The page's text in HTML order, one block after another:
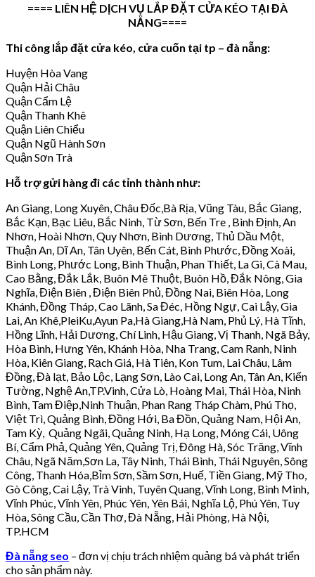
==== LIÊN HỆ DỊCH VỤ LẮP ĐẶT CỬA KÉO TẠI ĐÀ
NẴNG====
Thi công lắp đặt cửa kéo, cửa cuốn tại tp – đà nẵng:
Huyện Hòa Vang
Quận Hải Châu
Quận Cẩm Lệ
Quận Thanh Khê
Quận Liên Chiểu
Quận Ngũ Hành Sơn
Quận Sơn Trà
Hỗ trợ gửi hàng đi các tỉnh thành như:
An Giang, Long Xuyên, Châu Đốc,Bà Rịa, Vũng Tàu, Bắc Giang,
Bắc Kạn, Bạc Liêu, Bắc Ninh, Từ Sơn, Bến Tre , Bình Định, An
Nhơn, Hoài Nhơn, Quy Nhơn, Bình Dương, Thủ Dầu Một,
Thuận An, Dĩ An, Tân Uyên, Bến Cát, Bình Phước, Đồng Xoài,
Bình Long, Phước Long, Bình Thuận, Phan Thiết, La Gi, Cà Mau,
Cao Bằng, Đắk Lắk, Buôn Mê Thuột, Buôn Hồ, Đắk Nông, Gia
Nghĩa, Điện Biên , Điện Biên Phủ, Đồng Nai, Biên Hòa, Long
Khánh, Đồng Tháp, Cao Lãnh, Sa Đéc, Hồng Ngự, Cai Lậy, Gia
Lai, An Khê,PleiKu,Ayun Pa,Hà Giang,Hà Nam, Phủ Lý, Hà Tĩnh,
Hồng Lĩnh, Hải Dương, Chí Linh, Hậu Giang, Vị Thanh, Ngã Bảy,
Hòa Bình, Hưng Yên, Khánh Hòa, Nha Trang, Cam Ranh, Ninh
Hòa, Kiên Giang, Rạch Giá, Hà Tiên, Kon Tum, Lai Châu, Lâm
Đồng, Đà lạt, Bảo Lộc, Lạng Sơn, Lào Cai, Long An, Tân An, Kiến
Tường, Nghệ An,TP.Vinh, Cửa Lò, Hoàng Mai, Thái Hòa, Ninh
Bình, Tam Điệp,Ninh Thuận, Phan Rang Tháp Chàm, Phú Thọ,
Việt Trì, Quảng Bình, Đồng Hới, Ba Đồn, Quảng Nam, Hội An,
Tam Kỳ, Quảng Ngãi, Quảng Ninh, Hạ Long, Móng Cái, Uông
Bí, Cẩm Phả, Quảng Yên, Quảng Trị, Đông Hà, Sóc Trăng, Vĩnh
Châu, Ngã Năm,Sơn La, Tây Ninh, Thái Bình, Thái Nguyên, Sông
Công, Thanh Hóa,Bỉm Sơn, Sầm Sơn, Huế, Tiền Giang, Mỹ Tho,
Gò Công, Cai Lậy, Trà Vinh, Tuyên Quang, Vĩnh Long, Bình Minh,
Vĩnh Phúc, Vĩnh Yên, Phúc Yên, Yên Bái, Nghĩa Lộ, Phú Yên, Tuy
Hòa, Sông Cầu, Cần Thơ, Đà Nẵng, Hải Phòng, Hà Nội,
TP.HCM
Đà nẵng seo – đơn vị chịu trách nhiệm quảng bá và phát triển
cho sản phẩm này.